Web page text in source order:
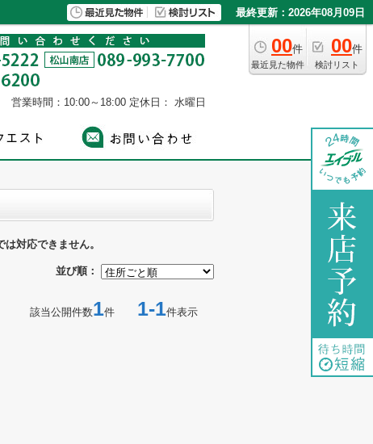
最終更新：2026年08月09日
00件
最近見た物件
00件
検討リスト
営業時間：10:00～18:00 定休日： 水曜日
対応できません。
並び順：
該当公開件数1件 1-1件表示